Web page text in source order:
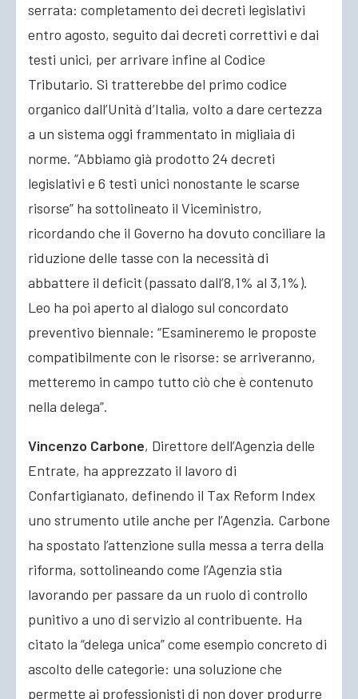
serrata: completamento dei decreti legislativi
entro agosto, seguito dai decreti correttivi e dai
testi unici, per arrivare infine al Codice
Tributario. Si tratterebbe del primo codice
organico dall’Unità d’Italia, volto a dare certezza
a un sistema oggi frammentato in migliaia di
norme. “Abbiamo già prodotto 24 decreti
legislativi e 6 testi unici nonostante le scarse
risorse” ha sottolineato il Viceministro,
ricordando che il Governo ha dovuto conciliare la
riduzione delle tasse con la necessità di
abbattere il deficit (passato dall’8,1% al 3,1%).
Leo ha poi aperto al dialogo sul concordato
preventivo biennale: “Esamineremo le proposte
compatibilmente con le risorse: se arriveranno,
metteremo in campo tutto ciò che è contenuto
nella delega”.
Vincenzo Carbone, Direttore dell’Agenzia delle
Entrate, ha apprezzato il lavoro di
Confartigianato, definendo il Tax Reform Index
uno strumento utile anche per l’Agenzia. Carbone
ha spostato l’attenzione sulla messa a terra della
riforma, sottolineando come l’Agenzia stia
lavorando per passare da un ruolo di controllo
punitivo a uno di servizio al contribuente. Ha
citato la “delega unica” come esempio concreto di
ascolto delle categorie: una soluzione che
permette ai professionisti di non dover produrre